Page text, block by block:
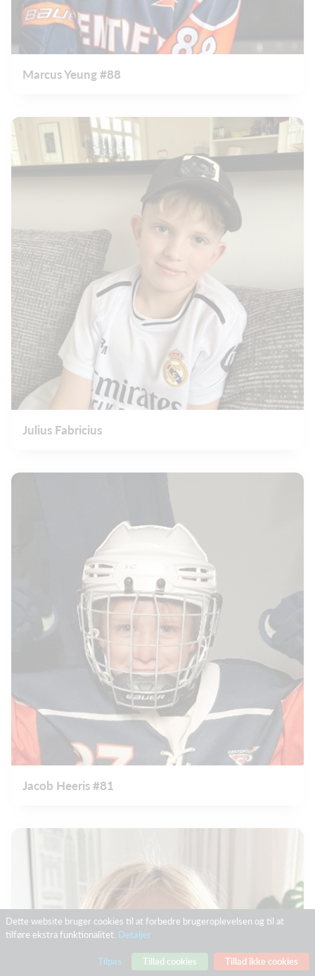
Marcus Yeung #88
Julius Fabricius
Jacob Heeris #81
Dette website bruger cookies til at forbedre brugeroplevelsen og til at
tilføre ekstra funktionalitet. Detaljer
Tillad ikke cookies
Tillad cookies
Tilpas